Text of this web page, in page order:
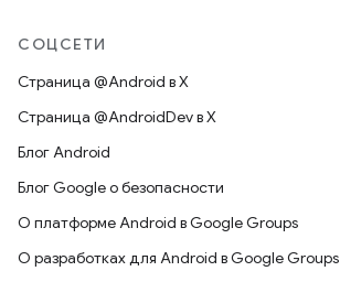
СОЦСЕТИ
Страница @Android в X
Страница @AndroidDev в X
Блог Android
Блог Google о безопасности
О платформе Android в Google Groups
О разработках для Android в Google Groups